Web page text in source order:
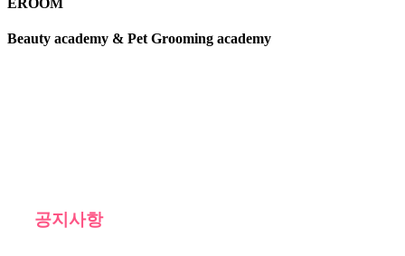
EROOM
Beauty academy & Pet Grooming academy
공지사항